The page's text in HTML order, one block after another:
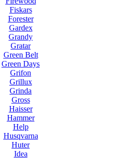
Fiskars
Forester
Gardex
Grandy
Gratar
Green Belt
Green Days
Grifon
Grillux
Grinda
Gross
Haisser
Hammer
Help
Husqvarna
Huter
Idea